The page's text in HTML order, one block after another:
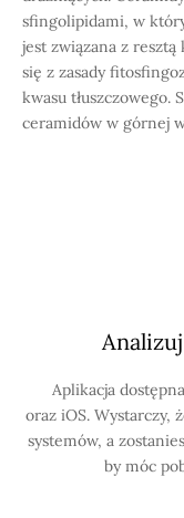
sfingolipidami, w
jest związana z resztą
się z zasady
kwasu tłuszczowego.
ceramidów w górnej
Aplikacja
oraz iOS. Wystarczy,
systemów, a
by móc